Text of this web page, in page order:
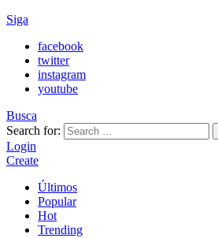
Siga
facebook
twitter
instagram
youtube
Busca
Search for:
Login
Create
Últimos
Popular
Hot
Trending